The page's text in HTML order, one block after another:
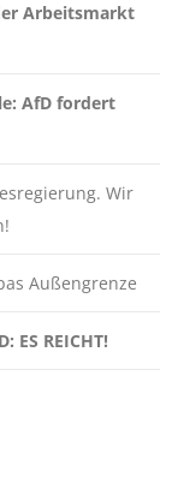
Arbeitsmarkt
AfD fordert
Wir
Außengrenze
ES REICHT!